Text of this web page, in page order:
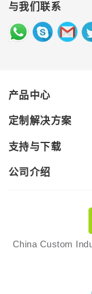
与我们联系
产品中心
定制解决方案
支持与下载
公司介绍
China Custom